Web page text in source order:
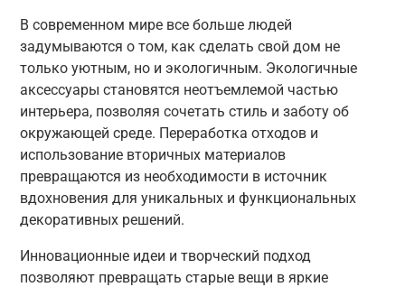
В современном мире все больше людей
задумываются о том, как сделать свой дом не
только уютным, но и экологичным. Экологичные
аксессуары становятся неотъемлемой частью
интерьера, позволяя сочетать стиль и заботу об
окружающей среде. Переработка отходов и
использование вторичных материалов
превращаются из необходимости в источник
вдохновения для уникальных и функциональных
декоративных решений.
Инновационные идеи и творческий подход
позволяют превращать старые вещи в яркие